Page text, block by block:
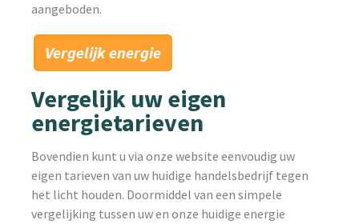
aangeboden.
Vergelijk uw eigen
energietarieven
Bovendien kunt u via onze website eenvoudig uw
eigen tarieven van uw huidige handelsbedrijf tegen
het licht houden. Doormiddel van een simpele
vergelijking tussen uw en onze huidige energie